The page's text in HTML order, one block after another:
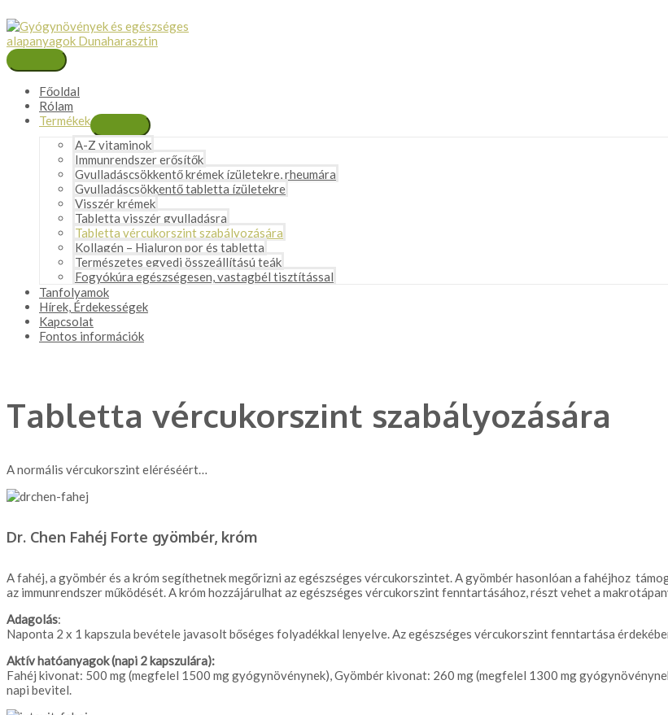
to
content
Main
Főoldal
Rólam
Termékek
Menu
Toggle
A-Z vitaminok
Immunrendszer erősítők
Gyulladáscsökkentő krémek ízületekre, rheumára
Gyulladáscsökkentő tabletta ízületekre
Visszér krémek
Tabletta visszér gyulladásra
Tabletta vércukorszint szabályozására
Kollagén – Hialuron por és tabletta
Természetes egyedi összeállítású teák
Fogyókúra egészségesen, vastagbél tisztítással
Tanfolyamok
Hírek, Érdekességek
Kapcsolat
Fontos információk
Tabletta vércukorszint szabályozására
A normális vércukorszint eléréséért…
Dr. Chen Fahéj Forte gyömbér, króm
A fahéj, a gyömbér és a króm segíthetnek megőrizni az egészséges vércukorszintet. A gyömbér hasonlóan a fahéjhoz
az immunrendszer működését. A króm hozzájárulhat az egészséges vércukorszint fenntartásához, részt vehet a
Adagolás:
Naponta 2 x 1 kapszula bevétele javasolt bőséges folyadékkal lenyelve. Az egészséges vércukorszint fenntartása
Aktív hatóanyagok (napi 2 kapszulára):
Fahéj kivonat: 500 mg (megfelel 1500 mg gyógynövénynek), Gyömbér kivonat: 260 mg (megfelel 1300 mg
napi bevitel.